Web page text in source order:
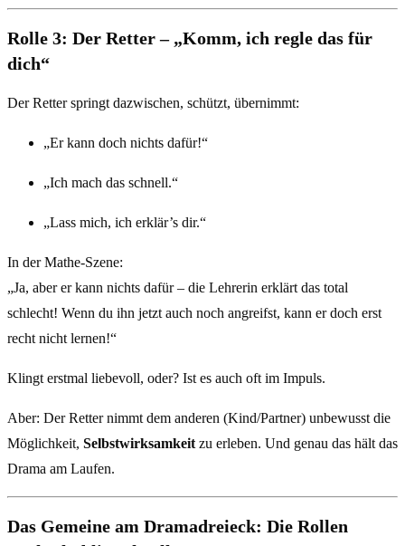
Rolle 3: Der Retter – „Komm, ich regle das für
dich“
Der Retter springt dazwischen, schützt, übernimmt:
„Er kann doch nichts dafür!“
„Ich mach das schnell.“
„Lass mich, ich erklär’s dir.“
In der Mathe-Szene:
„Ja, aber er kann nichts dafür – die Lehrerin erklärt das total
schlecht! Wenn du ihn jetzt auch noch angreifst, kann er doch erst
recht nicht lernen!“
Klingt erstmal liebevoll, oder? Ist es auch oft im Impuls.
Aber: Der Retter nimmt dem anderen (Kind/Partner) unbewusst die
Möglichkeit, Selbstwirksamkeit zu erleben. Und genau das hält das
Drama am Laufen.
Das Gemeine am Dramadreieck: Die Rollen